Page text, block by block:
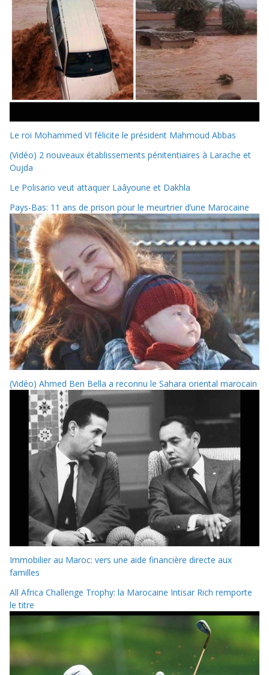
Le roi Mohammed VI félicite le président Mahmoud Abbas
(Vidéo) 2 nouveaux établissements pénitentiaires à Larache et
Oujda
Le Polisario veut attaquer Laâyoune et Dakhla
Pays-Bas: 11 ans de prison pour le meurtrier d’une Marocaine
(Vidéo) Ahmed Ben Bella a reconnu le Sahara oriental marocain
Immobilier au Maroc: vers une aide financière directe aux
familles
All Africa Challenge Trophy: la Marocaine Intisar Rich remporte
le titre